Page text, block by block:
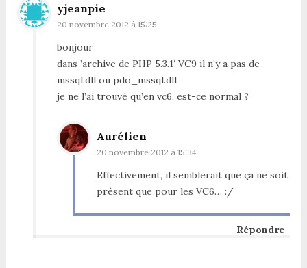
yjeanpie
20 novembre 2012 à 15:25
bonjour
dans ’archive de PHP 5.3.1′ VC9 il n’y a pas de
mssql.dll ou pdo_mssql.dll
je ne l’ai trouvé qu’en vc6, est-ce normal ?
Répondre
Aurélien
20 novembre 2012 à 15:34
Effectivement, il semblerait que ça ne soit
présent que pour les VC6… :/